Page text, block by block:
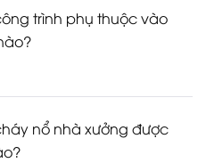
trình phụ thuộc vào
nổ nhà xưởng được